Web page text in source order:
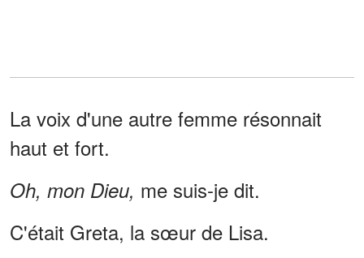
La voix d'une autre femme résonnait
haut et fort.
Oh, mon Dieu, me suis-je dit.
C'était Greta, la sœur de Lisa.